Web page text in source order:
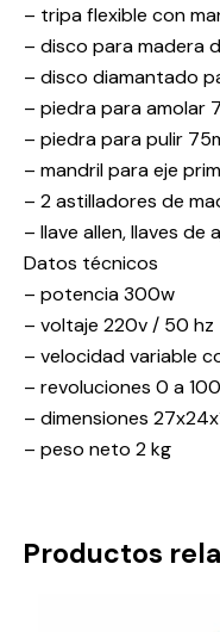
– tripa flexible con
– disco para madera
– disco diamantado
– piedra para amolar
– piedra para pulir
– mandril para eje
– 2 astilladores de
– llave allen, llaves de
Datos técnicos
– potencia 300w
– voltaje 220v / 50 hz
– velocidad variable
– revoluciones 0 a
– dimensiones
– peso neto 2 kg
Productos